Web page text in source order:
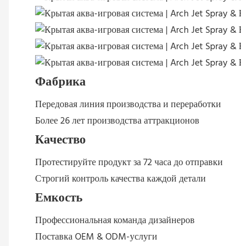
Фабрика
Передовая линия производства и переработки
Более 26 лет производства аттракционов
Качество
Протестируйте продукт за 72 часа до отправки
Строгий контроль качества каждой детали
Емкость
Профессиональная команда дизайнеров
Поставка OEM & ODM-услуги